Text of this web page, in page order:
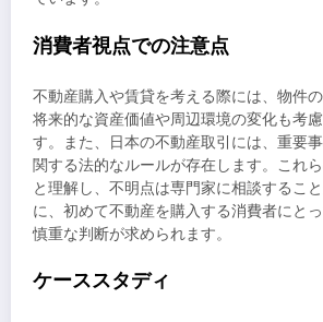
消費者視点での注意点
不動産購入や賃貸を考える際には、物件の
将来的な資産価値や周辺環境の変化も考
す。また、日本の不動産取引には、重要
関する法的なルールが存在します。これ
と理解し、不明点は専門家に相談するこ
に、初めて不動産を購入する消費者にと
慎重な判断が求められます。
ケーススタディ